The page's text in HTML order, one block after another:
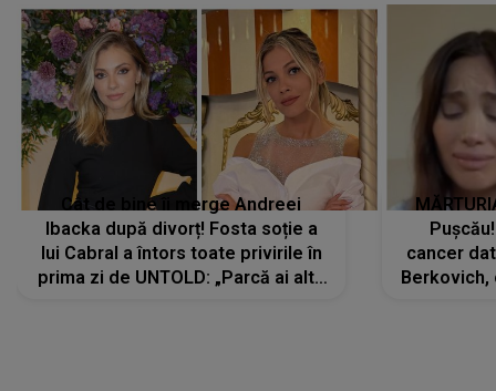
Cât de bine îi merge Andreei
Ibacka după divorț! Fosta soție a
lui Cabral a întors toate privirile în
prima zi de UNTOLD: „Parcă ai altă
cancer
Berkovich,